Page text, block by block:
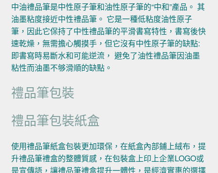
中油禮品筆是中性原子筆和油性原子筆的“中和”產品。 其
油墨粘度接近中性禮品筆。 它是一種低粘度油性原子
筆，因此它保持了中性禮品筆的平滑書寫特性，書寫後快
速乾燥，無需擔心觸摸手，但它沒有中性原子筆的缺點:
即書寫時易斷水和可能逆流， 避免了油性禮品筆因油墨
粘性而油墨不够滑順的缺點。
禮品筆包裝
禮品筆包裝紙盒
使用禮品筆紙盒包裝更加環保，在紙盒內部鋪上絨布，提
升禮品筆禮盒的整體質感，在包裝盒上印上企業LOGO或
是宣傳語，讓禮品筆禮盒提升一體性，是經濟實惠的選擇